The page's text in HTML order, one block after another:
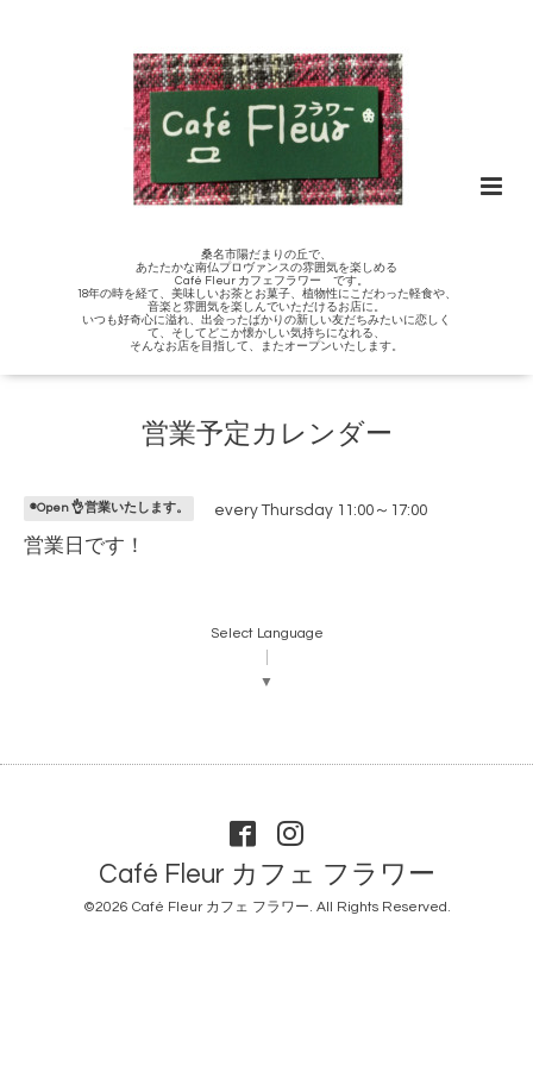
桑名市陽だまりの丘で、
あたたかな南仏プロヴァンスの雰囲気を楽しめる
Café Fleur カフェフラワー です。
18年の時を経て、美味しいお茶とお菓子、植物性にこだわった軽食や、
音楽と雰囲気を楽しんでいただけるお店に。
いつも好奇心に溢れ、出会ったばかりの新しい友だちみたいに恋しく
て、そしてどこか懐かしい気持ちになれる、
そんなお店を目指して、またオープンいたします。
営業予定カレンダー
◉Open 👌営業いたします。 every Thursday 11:00～17:00
営業日です！
Select Language
▼
Café Fleur カフェ フラワー
©2026 Café Fleur カフェ フラワー. All Rights Reserved.